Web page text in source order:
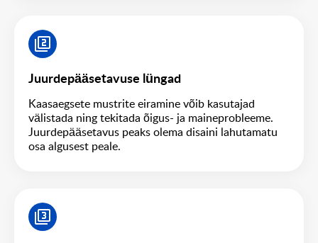
Juurdepääsetavuse lüngad
Kaasaegsete mustrite eiramine võib kasutajad
välistada ning tekitada õigus- ja maineprobleeme.
Juurdepääsetavus peaks olema disaini lahutamatu
osa algusest peale.